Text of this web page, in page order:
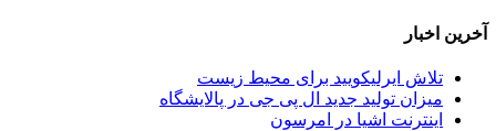
آخرین اخبار
تلاش ایرلیکویید برای محیط زیست
میزان تولید جدید ال پی جی در پالایشگاه
اینترنت اشیا در امرسون